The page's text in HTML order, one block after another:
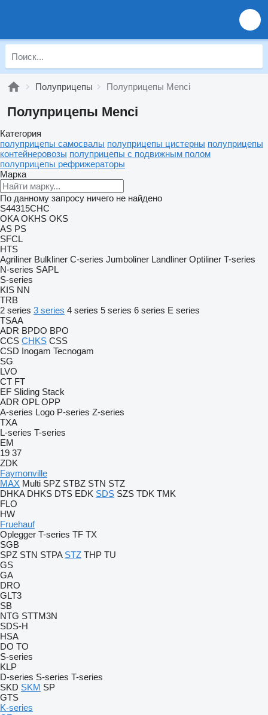
Полуприцепы Полуприцепы Menci
Полуприцепы Menci
Категория
полуприцепы самосвалы полуприцепы цистерны полуприцепы
контейнеровозы полуприцепы с подвижным полом
полуприцепы рефрижераторы
Марка
По данному запросу ничего не найдено
S44315CHC
OKA OKHS OKS
AS PS
SFCL
HTS
Agriliner Bulkliner C-series Jumboliner Landliner Optiliner T-series
N-series SAPL
S-series
KIS NN
TRB
2 series 3 series 4 series 5 series 6 series E series
TSAA
ADR BPDO BPO
CCS CHKS CSS
CSD Inogam Tecnogam
SG
LVO
CT FT
EF Sliding Stack
ADR OPL OPP
A-series Logo P-series Z-series
TXA
L-series T-series
EM
19 37
ZDK
Faymonville
MAX Multi SPZ STBZ STN STZ
DHKA DHKS DTS EDK SDS SZS TDK TMK
FLO
HW
Fruehauf
Oplegger T-series TF TX
SGB
SPZ STN STPA STZ THP TU
GS
GA
DRO
GLT3
SB
NTG STTM3N
SDS-H
HSA
DO TO
S-series
KLP
D-series S-series T-series
SKD SKM SP
GTS
K-series